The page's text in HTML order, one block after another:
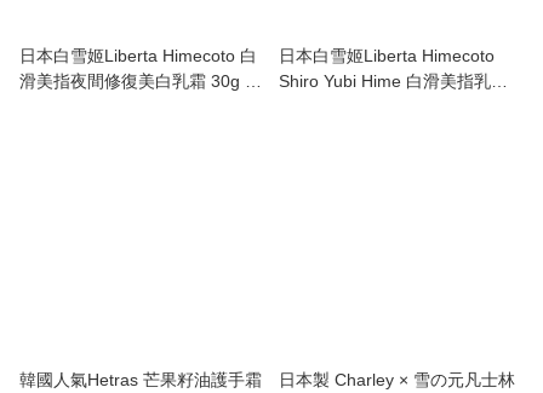
日本白雪姬Liberta Himecoto 白
滑美指夜間修復美白乳霜 30g 最
日本白雪姬Liberta Himecoto
Shiro Yubi Hime 白滑美指乳霜
韓國人氣Hetras 芒果籽油護手霜
日本製 Charley × 雪の元凡士林